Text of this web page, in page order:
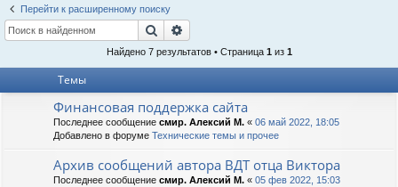
и Перейти к расширенному поиску
Поиск
Найдено 7 результатов • Страница 1 из 1
Темы
Финансовая поддержка сайта
Последнее сообщение смир. Алексий М. « 06 май 2022, 18:05
Добавлено в форуме Технические темы и прочее
Архив сообщений автора ВДТ отца Виктора
Последнее сообщение смир. Алексий М. « 05 фев 2022, 15:03